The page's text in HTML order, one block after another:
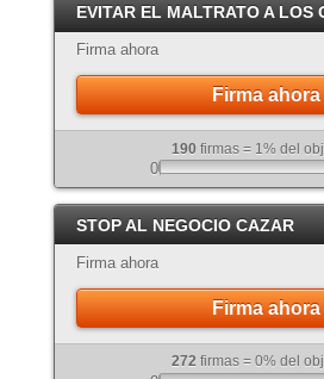
Atigrado
EVITAR EL MALTRATO A LOS
Firma ahora
Firma ahora
190 firmas = 1% del
0
STOP AL NEGOCIO CAZAR
Firma ahora
Firma ahora
272 firmas = 0% del